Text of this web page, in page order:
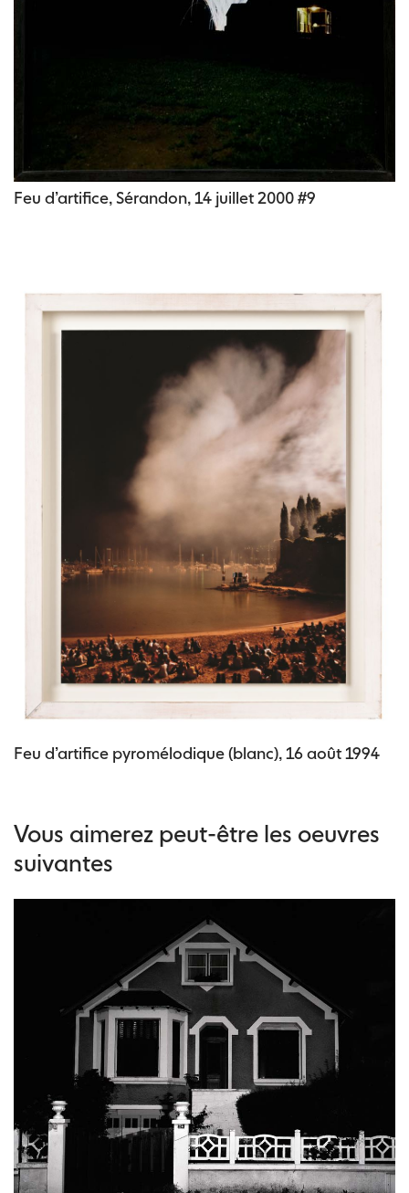
Feu d’artifice, Sérandon, 14 juillet 2000 #9
Feu d’artifice pyromélodique (blanc), 16 août 1994
Vous aimerez peut-être les oeuvres
suivantes